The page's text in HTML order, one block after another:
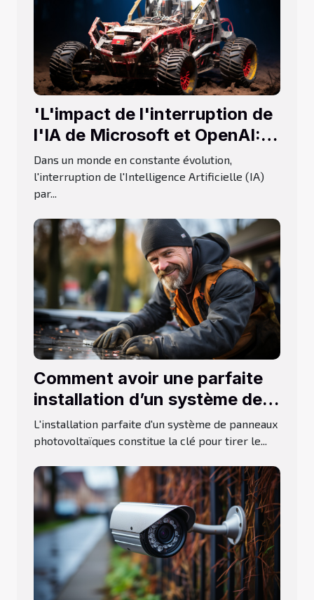
'L'impact de l'interruption de
l'IA de Microsoft et OpenAI:
Une perspective d'Elon Musk'
Dans un monde en constante évolution,
l'interruption de l'Intelligence Artificielle (IA)
par...
Comment avoir une parfaite
installation d’un système de
panneaux solaires ?
L'installation parfaite d'un système de panneaux
photovoltaïques constitue la clé pour tirer le...